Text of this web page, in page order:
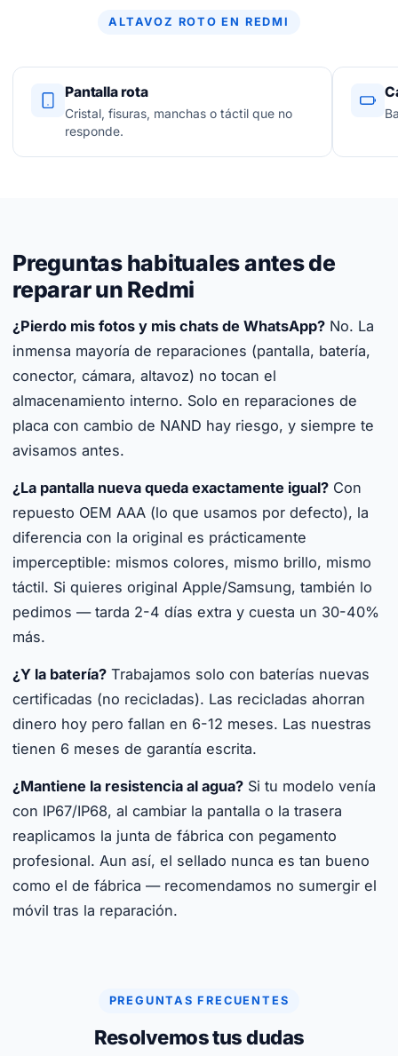
ALTAVOZ ROTO EN REDMI
Pantalla rota
Cristal, fisuras, manchas o táctil que no
responde.
Preguntas habituales antes de
reparar un Redmi
¿Pierdo mis fotos y mis chats de WhatsApp? No. La
inmensa mayoría de reparaciones (pantalla, batería,
conector, cámara, altavoz) no tocan el
almacenamiento interno. Solo en reparaciones de
placa con cambio de NAND hay riesgo, y siempre te
avisamos antes.
¿La pantalla nueva queda exactamente igual? Con
repuesto OEM AAA (lo que usamos por defecto), la
diferencia con la original es prácticamente
imperceptible: mismos colores, mismo brillo, mismo
táctil. Si quieres original Apple/Samsung, también lo
pedimos — tarda 2-4 días extra y cuesta un 30-40%
más.
¿Y la batería? Trabajamos solo con baterías nuevas
certificadas (no recicladas). Las recicladas ahorran
dinero hoy pero fallan en 6-12 meses. Las nuestras
tienen 6 meses de garantía escrita.
¿Mantiene la resistencia al agua? Si tu modelo venía
con IP67/IP68, al cambiar la pantalla o la trasera
reaplicamos la junta de fábrica con pegamento
profesional. Aun así, el sellado nunca es tan bueno
como el de fábrica — recomendamos no sumergir el
móvil tras la reparación.
PREGUNTAS FRECUENTES
Resolvemos tus dudas